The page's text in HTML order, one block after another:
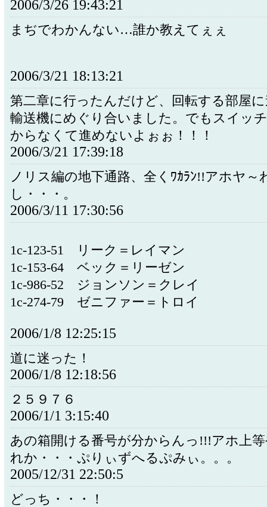
2006/3/26 19:43:21
まぢでわかんない…誰か教えてぇぇ
2006/3/21 18:13:21
第二章に行ったんだけど、回転する部屋
輸送機にめぐり合いました。でもスイッ
からなくて進めないよぉぉ！！！
2006/3/21 17:39:18
ノリス編の地下通路、全くﾜｶﾗﾝ!!アホヤ～
し・・・。
2006/3/11 17:30:56
1c-123-51 リーク＝レイマン
1c-153-64 ベック＝リーゼン
1c-986-52 ジョンソン＝クレイ
1c-274-79 ゼニファー＝トロイ
2006/1/8 12:25:15
道に迷った！
2006/1/8 12:18:56
２５９７６
2006/1/1 3:15:40
あの箱開ける番号が分からんっ!!!アホ上
れか・・・ぷりぃずへるぷみぃ。。。
2005/12/31 22:50:5
どっち・・・！